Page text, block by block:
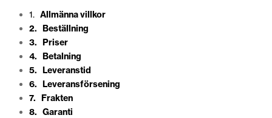
1. Allmänna villkor
2. Beställning
3. Priser
4. Betalning
5. Leveranstid
6. Leveransförsening
7. Frakten
8. Garanti